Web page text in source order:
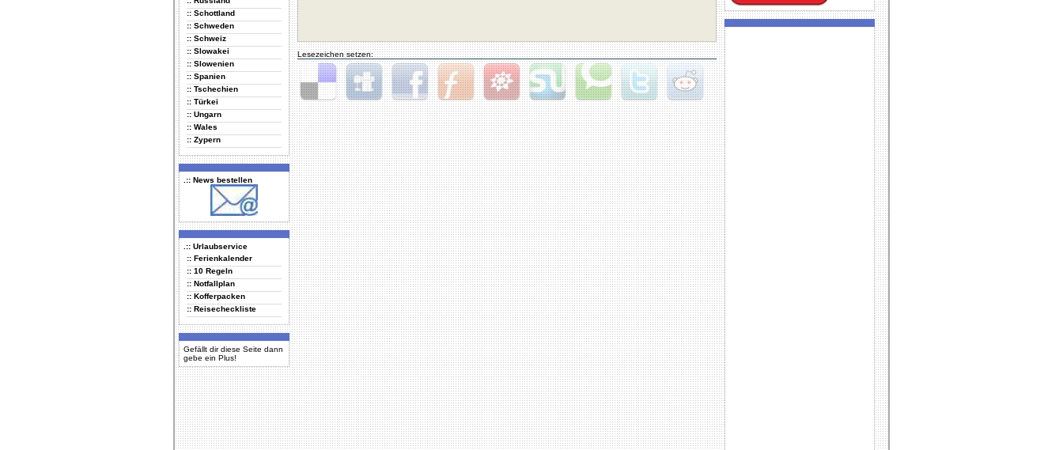
:: Schottland
:: Schweden
:: Schweiz
:: Slowakei
:: Slowenien
:: Spanien
:: Tschechien
:: Türkei
:: Ungarn
:: Wales
:: Zypern
.:: News bestellen
.:: Urlaubservice
:: Ferienkalender
:: 10 Regeln
:: Notfallplan
:: Kofferpacken
:: Reisecheckliste
Gefällt dir diese Seite dann
gebe ein Plus!
Lesezeichen setzen:
Delicious Digg Facebook Furl StudiVZ StumbleUponTechnorati Twitter Reddit